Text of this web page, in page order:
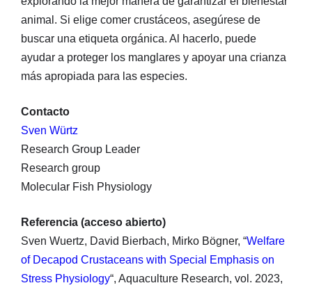
animal. Si elige comer crustáceos, asegúrese de
buscar una etiqueta orgánica. Al hacerlo, puede
ayudar a proteger los manglares y apoyar una crianza
más apropiada para las especies.
Contacto
Sven Würtz
Research Group Leader
Research group
Molecular Fish Physiology
Referencia (acceso abierto)
Sven Wuertz, David Bierbach, Mirko Bögner, “Welfare
of Decapod Crustaceans with Special Emphasis on
Stress Physiology“, Aquaculture Research, vol. 2023,